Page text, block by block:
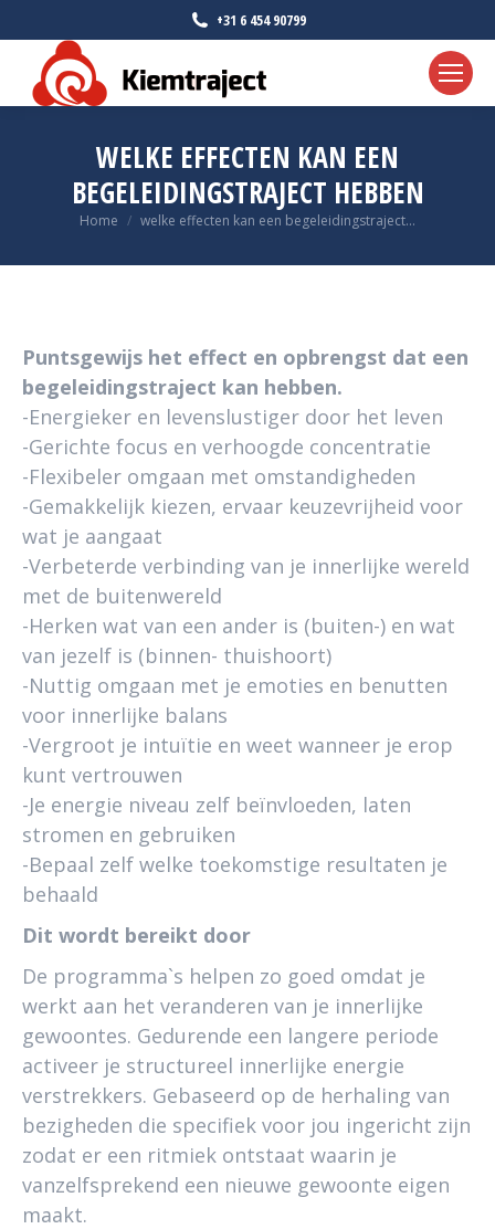
+31 6 454 90799
WELKE EFFECTEN KAN EEN
BEGELEIDINGSTRAJECT HEBBEN
Je bent hier:
Home welke effecten kan een begeleidingstraject…
Puntsgewijs het effect en opbrengst dat een
begeleidingstraject kan hebben.
-Energieker en levenslustiger door het leven
-Gerichte focus en verhoogde concentratie
-Flexibeler omgaan met omstandigheden
-Gemakkelijk kiezen, ervaar keuzevrijheid voor
wat je aangaat
-Verbeterde verbinding van je innerlijke wereld
met de buitenwereld
-Herken wat van een ander is (buiten-) en wat
van jezelf is (binnen- thuishoort)
-Nuttig omgaan met je emoties en benutten
voor innerlijke balans
-Vergroot je intuïtie en weet wanneer je erop
kunt vertrouwen
-Je energie niveau zelf beïnvloeden, laten
stromen en gebruiken
-Bepaal zelf welke toekomstige resultaten je
behaald
Dit wordt bereikt door
De programma`s helpen zo goed omdat je
werkt aan het veranderen van je innerlijke
gewoontes. Gedurende een langere periode
activeer je structureel innerlijke energie
verstrekkers. Gebaseerd op de herhaling van
bezigheden die specifiek voor jou ingericht zijn
zodat er een ritmiek ontstaat waarin je
vanzelfsprekend een nieuwe gewoonte eigen
maakt.